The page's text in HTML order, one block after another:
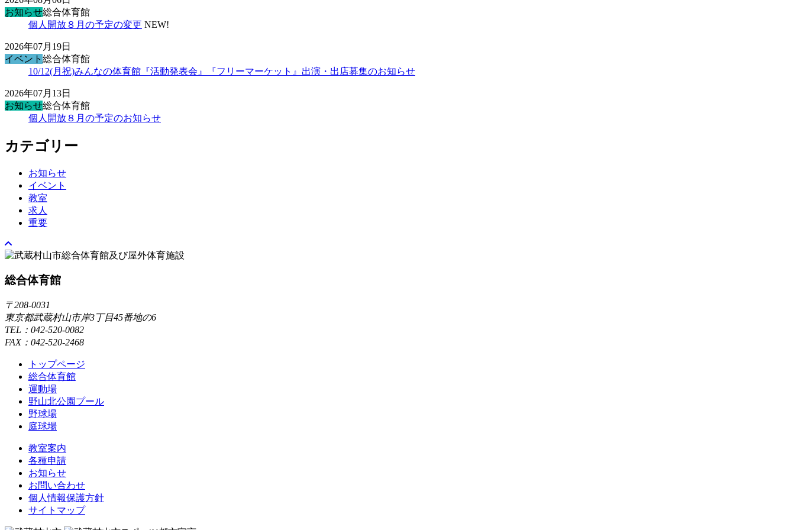
お知らせ総合体育館
個人開放８月の予定の変更 NEW!
2026年07月19日
イベント 総合体育館
10/12(月祝)みんなの体育館『活動発表会』『フリーマーケット』出演・出店募集のお知らせ
2026年07月13日
お知らせ総合体育館
個人開放８月の予定のお知らせ
カテゴリー
お知らせ
イベント
教室
求人
重要
総合体育館
〒208-0031
東京都武蔵村山市岸3丁目45番地の6
TEL：042-520-0082
FAX：042-520-2468
トップページ
総合体育館
運動場
野山北公園プール
野球場
庭球場
教室案内
各種申請
お知らせ
お問い合わせ
個人情報保護方針
サイトマップ